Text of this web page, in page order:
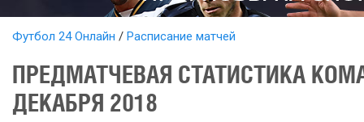
Футбол 24 Онлайн Расписание матчей
ПРЕДМАТЧЕВАЯ СТАТИСТИКА
ДЕКАБРЯ 2018